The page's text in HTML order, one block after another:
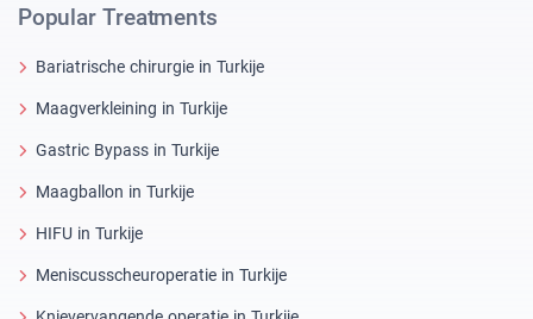
Popular Treatments
Bariatrische chirurgie in Turkije
Maagverkleining in Turkije
Gastric Bypass in Turkije
Maagballon in Turkije
HIFU in Turkije
Meniscusscheuroperatie in Turkije